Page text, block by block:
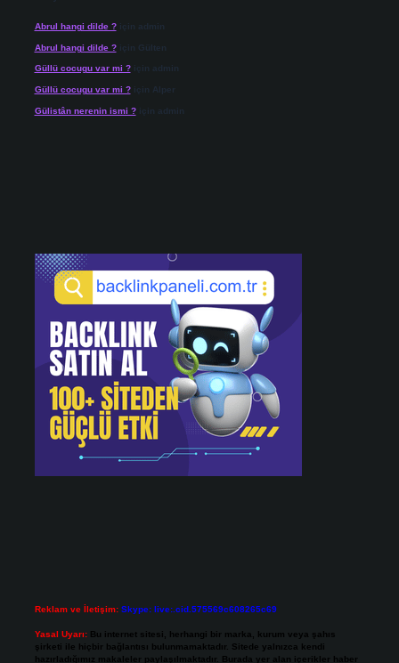
Abrul hangi dilde ?için admin
Abrul hangi dilde ?için Gülten
Güllü cocugu var mi ?için admin
Güllü cocugu var mi ?için Alper
Gülistân nerenin ismi ?için admin
Reklam ve İletişim: Skype: live:.cid.575569c608265c69
Yasal Uyarı: Bu internet sitesi, herhangi bir marka, kurum veya şahıs
şirketi ile hiçbir bağlantısı bulunmamaktadır. Sitede yalnızca kendi
hazırladığımız makaleler paylaşılmaktadır. Burada yer alan içerikler haber